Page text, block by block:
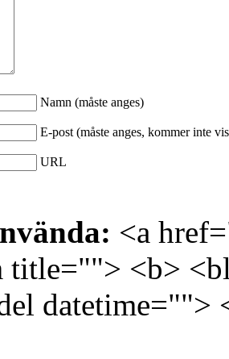
Namn (måste anges)
E-post (måste anges, kommer inte
URL
<a
title=""> <b>